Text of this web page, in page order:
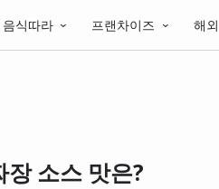
음식따라 프랜차이즈 해외
소스 맛은?